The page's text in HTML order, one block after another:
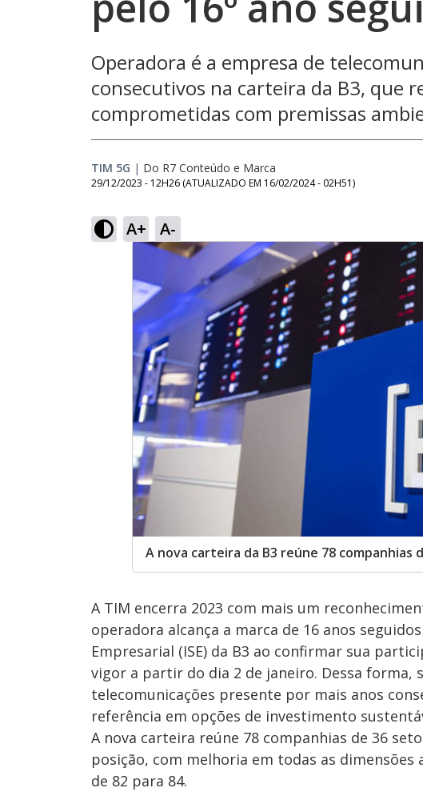
Operadora é a empresa de
consecutivos na carteira da B3, que
comprometidas com premissas
TIM 5G | Do R7 Conteúdo e Marca
29/12/2023 - 12H26 (ATUALIZADO EM 16/02/2024 - 02H51)
A+ A-
A nova carteira da B3 reúne 78 companhias
A TIM encerra 2023 com mais um
operadora alcança a marca de 16 anos
Empresarial (ISE) da B3 ao confirmar sua
vigor a partir do dia 2 de janeiro. Dessa forma,
telecomunicações presente por mais anos
referência em opções de investimento
A nova carteira reúne 78 companhias de 36
posição, com melhoria em todas as
de 82 para 84.